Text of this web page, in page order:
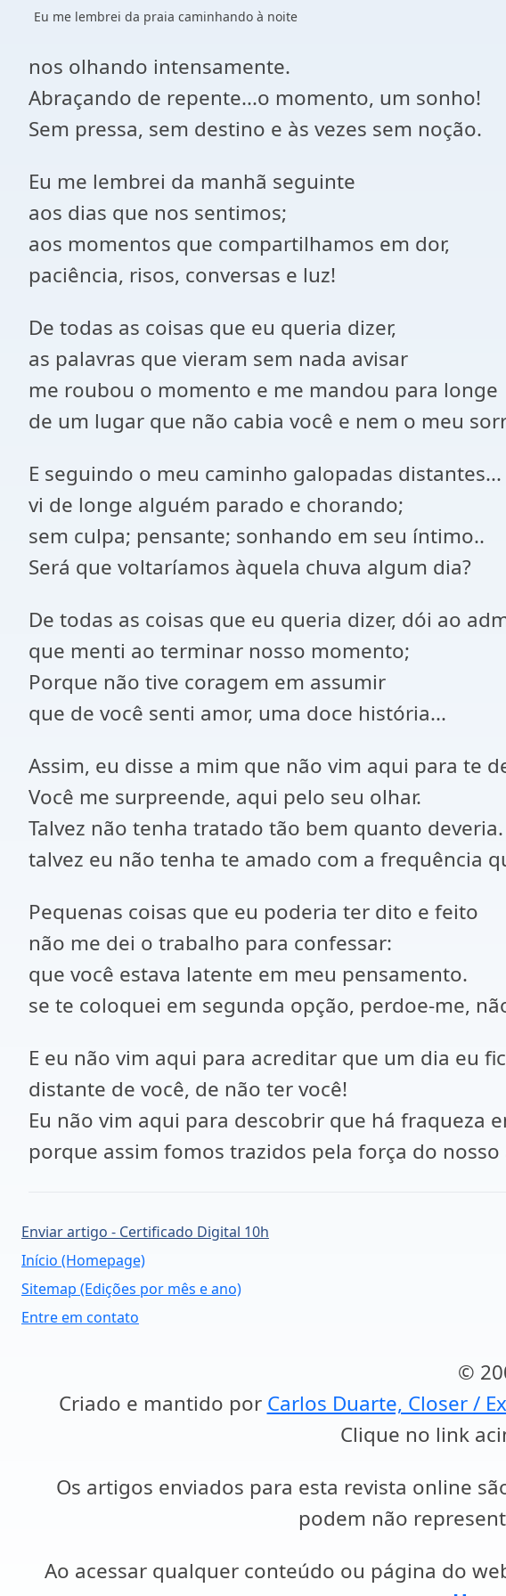
Eu me lembrei da praia caminhando à noite
nos olhando intensamente.
Abraçando de repente...o momento, um sonho!
Sem pressa, sem destino e às vezes sem noção.
Eu me lembrei da manhã seguinte
aos dias que nos sentimos;
aos momentos que compartilhamos em dor,
paciência, risos, conversas e luz!
De todas as coisas que eu queria dizer,
as palavras que vieram sem nada avisar
me roubou o momento e me mandou para longe
de um lugar que não cabia você e nem o meu
E seguindo o meu caminho galopadas distantes...
vi de longe alguém parado e chorando;
sem culpa; pensante; sonhando em seu íntimo..
Será que voltaríamos àquela chuva algum dia?
De todas as coisas que eu queria dizer, dói ao
que menti ao terminar nosso momento;
Porque não tive coragem em assumir
que de você senti amor, uma doce história...
Assim, eu disse a mim que não vim aqui para te
Você me surpreende, aqui pelo seu olhar.
Talvez não tenha tratado tão bem quanto deveria.
talvez eu não tenha te amado com a frequência
Pequenas coisas que eu poderia ter dito e feito
não me dei o trabalho para confessar:
que você estava latente em meu pensamento.
se te coloquei em segunda opção, perdoe-me,
E eu não vim aqui para acreditar que um dia eu
distante de você, de não ter você!
Eu não vim aqui para descobrir que há fraqueza
porque assim fomos trazidos pela força do nosso
Enviar artigo - Certificado Digital 10h
Início (Homepage)
Sitemap (Edições por mês e ano)
Entre em contato
©
Criado e mantido por Carlos Duarte, Closer /
Clique no link
Os artigos enviados para esta revista online
podem não
Ao acessar qualquer conteúdo ou página do